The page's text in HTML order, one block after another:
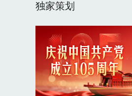
独家策划